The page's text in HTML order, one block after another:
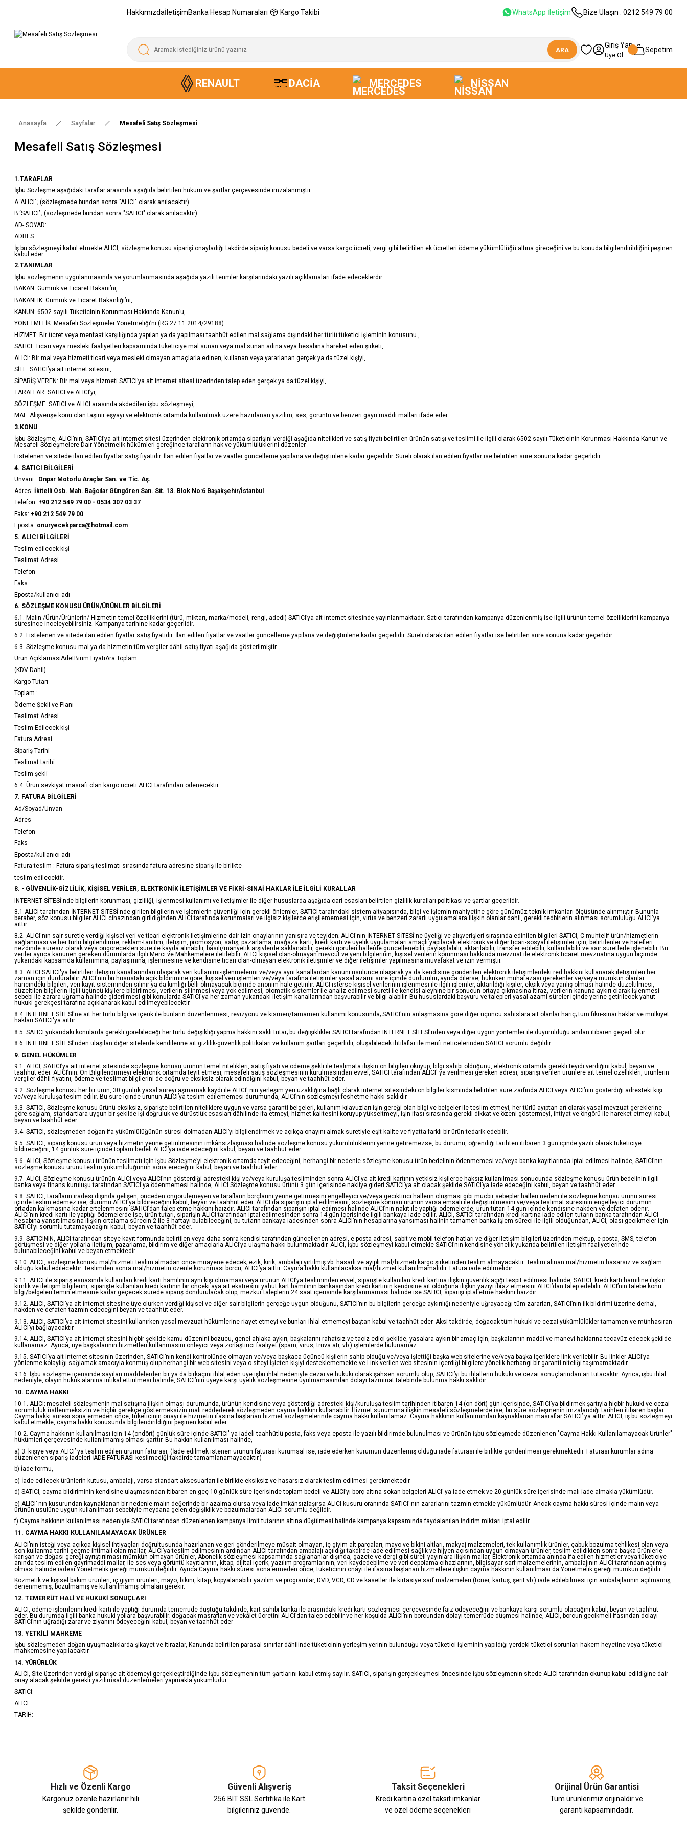
HakkımızdaİletişimBanka Hesap Numaraları Kargo Takibi WhatsApp İletişim Bize Ulaşın : 0212 549 79 00
ARA
Giriş Yap
Üye Ol
Sepetim
RENAULT DACIA MERCEDES NISSAN
Anasayfa Sayfalar Mesafeli Satış Sözleşmesi
Mesafeli Satış Sözleşmesi
1.TARAFLAR
İşbu Sözleşme aşağıdaki taraflar arasında aşağıda belirtilen hüküm ve şartlar çerçevesinde imzalanmıştır.
A.‘ALICI’ ; (sözleşmede bundan sonra "ALICI" olarak anılacaktır)
B.‘SATICI’ ; (sözleşmede bundan sonra "SATICI" olarak anılacaktır)
AD- SOYAD:
ADRES:
İş bu sözleşmeyi kabul etmekle ALICI, sözleşme konusu siparişi onayladığı takdirde sipariş konusu bedeli ve varsa kargo ücreti, vergi gibi belirtilen ek ücretleri ödeme yükümlülüğü altına gireceğini ve bu konuda bilgilendirildiğini peşinen
kabul eder.
2.TANIMLAR
İşbu sözleşmenin uygulanmasında ve yorumlanmasında aşağıda yazılı terimler karşılarındaki yazılı açıklamaları ifade edeceklerdir.
BAKAN: Gümrük ve Ticaret Bakanı’nı,
BAKANLIK: Gümrük ve Ticaret Bakanlığı’nı,
KANUN: 6502 sayılı Tüketicinin Korunması Hakkında Kanun’u,
YÖNETMELİK: Mesafeli Sözleşmeler Yönetmeliği’ni (RG:27.11.2014/29188)
HİZMET: Bir ücret veya menfaat karşılığında yapılan ya da yapılması taahhüt edilen mal sağlama dışındaki her türlü tüketici işleminin konusunu ,
SATICI: Ticari veya mesleki faaliyetleri kapsamında tüketiciye mal sunan veya mal sunan adına veya hesabına hareket eden şirketi,
ALICI: Bir mal veya hizmeti ticari veya mesleki olmayan amaçlarla edinen, kullanan veya yararlanan gerçek ya da tüzel kişiyi,
SİTE: SATICI’ya ait internet sitesini,
SİPARİŞ VEREN: Bir mal veya hizmeti SATICI’ya ait internet sitesi üzerinden talep eden gerçek ya da tüzel kişiyi,
TARAFLAR: SATICI ve ALICI’yı,
SÖZLEŞME: SATICI ve ALICI arasında akdedilen işbu sözleşmeyi,
MAL: Alışverişe konu olan taşınır eşyayı ve elektronik ortamda kullanılmak üzere hazırlanan yazılım, ses, görüntü ve benzeri gayri maddi malları ifade eder.
3.KONU
İşbu Sözleşme, ALICI’nın, SATICI’ya ait internet sitesi üzerinden elektronik ortamda siparişini verdiği aşağıda nitelikleri ve satış fiyatı belirtilen ürünün satışı ve teslimi ile ilgili olarak 6502 sayılı Tüketicinin Korunması Hakkında Kanun ve
Mesafeli Sözleşmelere Dair Yönetmelik hükümleri gereğince tarafların hak ve yükümlülüklerini düzenler.
Listelenen ve sitede ilan edilen fiyatlar satış fiyatıdır. İlan edilen fiyatlar ve vaatler güncelleme yapılana ve değiştirilene kadar geçerlidir. Süreli olarak ilan edilen fiyatlar ise belirtilen süre sonuna kadar geçerlidir.
4. SATICI BİLGİLERİ
Ünvanı: Onpar Motorlu Araçlar San. ve Tic. Aş.
Adres: İkitelli Osb. Mah. Bağcılar Güngören San. Sit. 13. Blok No:6 Başakşehir/İstanbul
Telefon: +90 212 549 79 00 - 0534 307 03 37
Faks: +90 212 549 79 00
Eposta: onuryecekparca@hotmail.com
5. ALICI BİLGİLERİ
Teslim edilecek kişi
Teslimat Adresi
Telefon
Faks
Eposta/kullanıcı adı
6. SÖZLEŞME KONUSU ÜRÜN/ÜRÜNLER BİLGİLERİ
6.1. Malın /Ürün/Ürünlerin/ Hizmetin temel özelliklerini (türü, miktarı, marka/modeli, rengi, adedi) SATICI’ya ait internet sitesinde yayınlanmaktadır. Satıcı tarafından kampanya düzenlenmiş ise ilgili ürünün temel özelliklerini kampanya
süresince inceleyebilirsiniz. Kampanya tarihine kadar geçerlidir.
6.2. Listelenen ve sitede ilan edilen fiyatlar satış fiyatıdır. İlan edilen fiyatlar ve vaatler güncelleme yapılana ve değiştirilene kadar geçerlidir. Süreli olarak ilan edilen fiyatlar ise belirtilen süre sonuna kadar geçerlidir.
6.3. Sözleşme konusu mal ya da hizmetin tüm vergiler dâhil satış fiyatı aşağıda gösterilmiştir.
Ürün AçıklamasıAdetBirim FiyatıAra Toplam
(KDV Dahil)
Kargo Tutarı
Toplam :
Ödeme Şekli ve Planı
Teslimat Adresi
Teslim Edilecek kişi
Fatura Adresi
Sipariş Tarihi
Teslimat tarihi
Teslim şekli
6.4. Ürün sevkiyat masrafı olan kargo ücreti ALICI tarafından ödenecektir.
7. FATURA BİLGİLERİ
Ad/Soyad/Unvan
Adres
Telefon
Faks
Eposta/kullanıcı adı
Fatura teslim : Fatura sipariş teslimatı sırasında fatura adresine sipariş ile birlikte
teslim edilecektir.
8. - GÜVENLİK-GİZLİLİK, KİŞİSEL VERİLER, ELEKTRONİK İLETİŞİMLER VE FİKRİ-SINAİ HAKLAR İLE İLGİLİ KURALLAR
INTERNET SİTESİ'nde bilgilerin korunması, gizliliği, işlenmesi-kullanımı ve iletişimler ile diğer hususlarda aşağıda cari esasları belirtilen gizlilik kuralları-politikası ve şartlar geçerlidir.
8.1.ALICI tarafından İNTERNET SİTESİ'nde girilen bilgilerin ve işlemlerin güvenliği için gerekli önlemler, SATICI tarafındaki sistem altyapısında, bilgi ve işlemin mahiyetine göre günümüz teknik imkanları ölçüsünde alınmıştır. Bununla
beraber, söz konusu bilgiler ALICI cihazından girildiğinden ALICI tarafında korunmaları ve ilgisiz kişilerce erişilememesi için, virüs ve benzeri zararlı uygulamalara ilişkin olanlar dahil, gerekli tedbirlerin alınması sorumluluğu ALICI'ya
aittir.
8.2. ALICI'nın sair suretle verdiği kişisel veri ve ticari elektronik iletişimlerine dair izin-onaylarının yanısıra ve teyiden; ALICI'nın İNTERNET SİTESİ'ne üyeliği ve alışverişleri sırasında edinilen bilgileri SATICI, C muhtelif ürün/hizmetlerin
sağlanması ve her türlü bilgilendirme, reklam-tanıtım, iletişim, promosyon, satış, pazarlama, mağaza kartı, kredi kartı ve üyelik uygulamaları amaçlı yapılacak elektronik ve diğer ticari-sosyal iletişimler için, belirtilenler ve halefleri
nezdinde süresiz olarak veya öngörecekleri süre ile kayda alınabilir, basılı/manyetik arşivlerde saklanabilir, gerekli görülen hallerde güncellenebilir, paylaşılabilir, aktarılabilir, transfer edilebilir, kullanılabilir ve sair suretlerle işlenebilir. Bu
veriler ayrıca kanunen gereken durumlarda ilgili Merci ve Mahkemelere iletilebilir. ALICI kişisel olan-olmayan mevcut ve yeni bilgilerinin, kişisel verilerin korunması hakkında mevzuat ile elektronik ticaret mevzuatına uygun biçimde
yukarıdaki kapsamda kullanımına, paylaşımına, işlenmesine ve kendisine ticari olan-olmayan elektronik iletişimler ve diğer iletişimler yapılmasına muvafakat ve izin vermiştir.
8.3. ALICI SATICI'ya belirtilen iletişim kanallarından ulaşarak veri kullanımı-işlenmelerini ve/veya aynı kanallardan kanuni usulünce ulaşarak ya da kendisine gönderilen elektronik iletişimlerdeki red hakkını kullanarak iletişimleri her
zaman için durdurabilir. ALICI'nın bu husustaki açık bildirimine göre, kişisel veri işlemleri ve/veya tarafına iletişimler yasal azami süre içinde durdurulur; ayrıca dilerse, hukuken muhafazası gerekenler ve/veya mümkün olanlar
haricindeki bilgileri, veri kayıt sisteminden silinir ya da kimliği belli olmayacak biçimde anonim hale getirilir. ALICI isterse kişisel verilerinin işlenmesi ile ilgili işlemler, aktarıldığı kişiler, eksik veya yanlış olması halinde düzeltilmesi,
düzeltilen bilgilerin ilgili üçüncü kişilere bildirilmesi, verilerin silinmesi veya yok edilmesi, otomatik sistemler ile analiz edilmesi sureti ile kendisi aleyhine bir sonucun ortaya çıkmasına itiraz, verilerin kanuna aykırı olarak işlenmesi
sebebi ile zarara uğrama halinde giderilmesi gibi konularda SATICI'ya her zaman yukarıdaki iletişim kanallarından başvurabilir ve bilgi alabilir. Bu hususlardaki başvuru ve talepleri yasal azami süreler içinde yerine getirilecek yahut
hukuki gerekçesi tarafına açıklanarak kabul edilmeyebilecektir.
8.4. INTERNET SİTESİ'ne ait her türlü bilgi ve içerik ile bunların düzenlenmesi, revizyonu ve kısmen/tamamen kullanımı konusunda; SATICI'nın anlaşmasına göre diğer üçüncü sahıslara ait olanlar hariç; tüm fikri-sınai haklar ve mülkiyet
hakları SATICI'ya aittir.
8.5. SATICI yukarıdaki konularda gerekli görebileceği her türlü değişikliği yapma hakkını saklı tutar; bu değişiklikler SATICI tarafından INTERNET SİTESİ'nden veya diğer uygun yöntemler ile duyurulduğu andan itibaren geçerli olur.
8.6. INTERNET SİTESİ'nden ulaşılan diğer sitelerde kendilerine ait gizlilik-güvenlik politikaları ve kullanım şartları geçerlidir, oluşabilecek ihtilaflar ile menfi neticelerinden SATICI sorumlu değildir.
9. GENEL HÜKÜMLER
9.1. ALICI, SATICI’ya ait internet sitesinde sözleşme konusu ürünün temel nitelikleri, satış fiyatı ve ödeme şekli ile teslimata ilişkin ön bilgileri okuyup, bilgi sahibi olduğunu, elektronik ortamda gerekli teyidi verdiğini kabul, beyan ve
taahhüt eder. ALICI’nın; Ön Bilgilendirmeyi elektronik ortamda teyit etmesi, mesafeli satış sözleşmesinin kurulmasından evvel, SATICI tarafından ALICI' ya verilmesi gereken adresi, siparişi verilen ürünlere ait temel özellikleri, ürünlerin
vergiler dâhil fiyatını, ödeme ve teslimat bilgilerini de doğru ve eksiksiz olarak edindiğini kabul, beyan ve taahhüt eder.
9.2. Sözleşme konusu her bir ürün, 30 günlük yasal süreyi aşmamak kaydı ile ALICI' nın yerleşim yeri uzaklığına bağlı olarak internet sitesindeki ön bilgiler kısmında belirtilen süre zarfında ALICI veya ALICI’nın gösterdiği adresteki kişi
ve/veya kuruluşa teslim edilir. Bu süre içinde ürünün ALICI’ya teslim edilememesi durumunda, ALICI’nın sözleşmeyi feshetme hakkı saklıdır.
9.3. SATICI, Sözleşme konusu ürünü eksiksiz, siparişte belirtilen niteliklere uygun ve varsa garanti belgeleri, kullanım kılavuzları işin gereği olan bilgi ve belgeler ile teslim etmeyi, her türlü ayıptan arî olarak yasal mevzuat gereklerine
göre sağlam, standartlara uygun bir şekilde işi doğruluk ve dürüstlük esasları dâhilinde ifa etmeyi, hizmet kalitesini koruyup yükseltmeyi, işin ifası sırasında gerekli dikkat ve özeni göstermeyi, ihtiyat ve öngörü ile hareket etmeyi kabul,
beyan ve taahhüt eder.
9.4. SATICI, sözleşmeden doğan ifa yükümlülüğünün süresi dolmadan ALICI’yı bilgilendirmek ve açıkça onayını almak suretiyle eşit kalite ve fiyatta farklı bir ürün tedarik edebilir.
9.5. SATICI, sipariş konusu ürün veya hizmetin yerine getirilmesinin imkânsızlaşması halinde sözleşme konusu yükümlülüklerini yerine getiremezse, bu durumu, öğrendiği tarihten itibaren 3 gün içinde yazılı olarak tüketiciye
bildireceğini, 14 günlük süre içinde toplam bedeli ALICI’ya iade edeceğini kabul, beyan ve taahhüt eder.
9.6. ALICI, Sözleşme konusu ürünün teslimatı için işbu Sözleşme’yi elektronik ortamda teyit edeceğini, herhangi bir nedenle sözleşme konusu ürün bedelinin ödenmemesi ve/veya banka kayıtlarında iptal edilmesi halinde, SATICI’nın
sözleşme konusu ürünü teslim yükümlülüğünün sona ereceğini kabul, beyan ve taahhüt eder.
9.7. ALICI, Sözleşme konusu ürünün ALICI veya ALICI’nın gösterdiği adresteki kişi ve/veya kuruluşa tesliminden sonra ALICI'ya ait kredi kartının yetkisiz kişilerce haksız kullanılması sonucunda sözleşme konusu ürün bedelinin ilgili
banka veya finans kuruluşu tarafından SATICI'ya ödenmemesi halinde, ALICI Sözleşme konusu ürünü 3 gün içerisinde nakliye gideri SATICI’ya ait olacak şekilde SATICI’ya iade edeceğini kabul, beyan ve taahhüt eder.
9.8. SATICI, tarafların iradesi dışında gelişen, önceden öngörülemeyen ve tarafların borçlarını yerine getirmesini engelleyici ve/veya geciktirici hallerin oluşması gibi mücbir sebepler halleri nedeni ile sözleşme konusu ürünü süresi
içinde teslim edemez ise, durumu ALICI'ya bildireceğini kabul, beyan ve taahhüt eder. ALICI da siparişin iptal edilmesini, sözleşme konusu ürünün varsa emsali ile değiştirilmesini ve/veya teslimat süresinin engelleyici durumun
ortadan kalkmasına kadar ertelenmesini SATICI’dan talep etme hakkını haizdir. ALICI tarafından siparişin iptal edilmesi halinde ALICI’nın nakit ile yaptığı ödemelerde, ürün tutarı 14 gün içinde kendisine nakden ve defaten ödenir.
ALICI’nın kredi kartı ile yaptığı ödemelerde ise, ürün tutarı, siparişin ALICI tarafından iptal edilmesinden sonra 14 gün içerisinde ilgili bankaya iade edilir. ALICI, SATICI tarafından kredi kartına iade edilen tutarın banka tarafından ALICI
hesabına yansıtılmasına ilişkin ortalama sürecin 2 ile 3 haftayı bulabileceğini, bu tutarın bankaya iadesinden sonra ALICI’nın hesaplarına yansıması halinin tamamen banka işlem süreci ile ilgili olduğundan, ALICI, olası gecikmeler için
SATICI’yı sorumlu tutamayacağını kabul, beyan ve taahhüt eder.
9.9. SATICININ, ALICI tarafından siteye kayıt formunda belirtilen veya daha sonra kendisi tarafından güncellenen adresi, e-posta adresi, sabit ve mobil telefon hatları ve diğer iletişim bilgileri üzerinden mektup, e-posta, SMS, telefon
görüşmesi ve diğer yollarla iletişim, pazarlama, bildirim ve diğer amaçlarla ALICI’ya ulaşma hakkı bulunmaktadır. ALICI, işbu sözleşmeyi kabul etmekle SATICI’nın kendisine yönelik yukarıda belirtilen iletişim faaliyetlerinde
bulunabileceğini kabul ve beyan etmektedir.
9.10. ALICI, sözleşme konusu mal/hizmeti teslim almadan önce muayene edecek; ezik, kırık, ambalajı yırtılmış vb. hasarlı ve ayıplı mal/hizmeti kargo şirketinden teslim almayacaktır. Teslim alınan mal/hizmetin hasarsız ve sağlam
olduğu kabul edilecektir. Teslimden sonra mal/hizmetin özenle korunması borcu, ALICI’ya aittir. Cayma hakkı kullanılacaksa mal/hizmet kullanılmamalıdır. Fatura iade edilmelidir.
9.11. ALICI ile sipariş esnasında kullanılan kredi kartı hamilinin aynı kişi olmaması veya ürünün ALICI’ya tesliminden evvel, siparişte kullanılan kredi kartına ilişkin güvenlik açığı tespit edilmesi halinde, SATICI, kredi kartı hamiline ilişkin
kimlik ve iletişim bilgilerini, siparişte kullanılan kredi kartının bir önceki aya ait ekstresini yahut kart hamilinin bankasından kredi kartının kendisine ait olduğuna ilişkin yazıyı ibraz etmesini ALICI’dan talep edebilir. ALICI’nın talebe konu
bilgi/belgeleri temin etmesine kadar geçecek sürede sipariş dondurulacak olup, mezkur taleplerin 24 saat içerisinde karşılanmaması halinde ise SATICI, siparişi iptal etme hakkını haizdir.
9.12. ALICI, SATICI’ya ait internet sitesine üye olurken verdiği kişisel ve diğer sair bilgilerin gerçeğe uygun olduğunu, SATICI’nın bu bilgilerin gerçeğe aykırılığı nedeniyle uğrayacağı tüm zararları, SATICI’nın ilk bildirimi üzerine derhal,
nakden ve defaten tazmin edeceğini beyan ve taahhüt eder.
9.13. ALICI, SATICI’ya ait internet sitesini kullanırken yasal mevzuat hükümlerine riayet etmeyi ve bunları ihlal etmemeyi baştan kabul ve taahhüt eder. Aksi takdirde, doğacak tüm hukuki ve cezai yükümlülükler tamamen ve münhasıran
ALICI’yı bağlayacaktır.
9.14. ALICI, SATICI’ya ait internet sitesini hiçbir şekilde kamu düzenini bozucu, genel ahlaka aykırı, başkalarını rahatsız ve taciz edici şekilde, yasalara aykırı bir amaç için, başkalarının maddi ve manevi haklarına tecavüz edecek şekilde
kullanamaz. Ayrıca, üye başkalarının hizmetleri kullanmasını önleyici veya zorlaştırıcı faaliyet (spam, virus, truva atı, vb.) işlemlerde bulunamaz.
9.15. SATICI’ya ait internet sitesinin üzerinden, SATICI’nın kendi kontrolünde olmayan ve/veya başkaca üçüncü kişilerin sahip olduğu ve/veya işlettiği başka web sitelerine ve/veya başka içeriklere link verilebilir. Bu linkler ALICI’ya
yönlenme kolaylığı sağlamak amacıyla konmuş olup herhangi bir web sitesini veya o siteyi işleten kişiyi desteklememekte ve Link verilen web sitesinin içerdiği bilgilere yönelik herhangi bir garanti niteliği taşımamaktadır.
9.16. İşbu sözleşme içerisinde sayılan maddelerden bir ya da birkaçını ihlal eden üye işbu ihlal nedeniyle cezai ve hukuki olarak şahsen sorumlu olup, SATICI’yı bu ihlallerin hukuki ve cezai sonuçlarından ari tutacaktır. Ayrıca; işbu ihlal
nedeniyle, olayın hukuk alanına intikal ettirilmesi halinde, SATICI’nın üyeye karşı üyelik sözleşmesine uyulmamasından dolayı tazminat talebinde bulunma hakkı saklıdır.
10. CAYMA HAKKI
10.1. ALICI; mesafeli sözleşmenin mal satışına ilişkin olması durumunda, ürünün kendisine veya gösterdiği adresteki kişi/kuruluşa teslim tarihinden itibaren 14 (on dört) gün içerisinde, SATICI’ya bildirmek şartıyla hiçbir hukuki ve cezai
sorumluluk üstlenmeksizin ve hiçbir gerekçe göstermeksizin malı reddederek sözleşmeden cayma hakkını kullanabilir. Hizmet sunumuna ilişkin mesafeli sözleşmelerde ise, bu süre sözleşmenin imzalandığı tarihten itibaren başlar.
Cayma hakkı süresi sona ermeden önce, tüketicinin onayı ile hizmetin ifasına başlanan hizmet sözleşmelerinde cayma hakkı kullanılamaz. Cayma hakkının kullanımından kaynaklanan masraflar SATICI’ ya aittir. ALICI, iş bu sözleşmeyi
kabul etmekle, cayma hakkı konusunda bilgilendirildiğini peşinen kabul eder.
10.2. Cayma hakkının kullanılması için 14 (ondört) günlük süre içinde SATICI' ya iadeli taahhütlü posta, faks veya eposta ile yazılı bildirimde bulunulması ve ürünün işbu sözleşmede düzenlenen "Cayma Hakkı Kullanılamayacak Ürünler"
hükümleri çerçevesinde kullanılmamış olması şarttır. Bu hakkın kullanılması halinde,
a) 3. kişiye veya ALICI’ ya teslim edilen ürünün faturası, (İade edilmek istenen ürünün faturası kurumsal ise, iade ederken kurumun düzenlemiş olduğu iade faturası ile birlikte gönderilmesi gerekmektedir. Faturası kurumlar adına
düzenlenen sipariş iadeleri İADE FATURASI kesilmediği takdirde tamamlanamayacaktır.)
b) İade formu,
c) İade edilecek ürünlerin kutusu, ambalajı, varsa standart aksesuarları ile birlikte eksiksiz ve hasarsız olarak teslim edilmesi gerekmektedir.
d) SATICI, cayma bildiriminin kendisine ulaşmasından itibaren en geç 10 günlük süre içerisinde toplam bedeli ve ALICI’yı borç altına sokan belgeleri ALICI’ ya iade etmek ve 20 günlük süre içerisinde malı iade almakla yükümlüdür.
e) ALICI’ nın kusurundan kaynaklanan bir nedenle malın değerinde bir azalma olursa veya iade imkânsızlaşırsa ALICI kusuru oranında SATICI’ nın zararlarını tazmin etmekle yükümlüdür. Ancak cayma hakkı süresi içinde malın veya
ürünün usulüne uygun kullanılması sebebiyle meydana gelen değişiklik ve bozulmalardan ALICI sorumlu değildir.
f) Cayma hakkının kullanılması nedeniyle SATICI tarafından düzenlenen kampanya limit tutarının altına düşülmesi halinde kampanya kapsamında faydalanılan indirim miktarı iptal edilir.
11. CAYMA HAKKI KULLANILAMAYACAK ÜRÜNLER
ALICI’nın isteği veya açıkça kişisel ihtiyaçları doğrultusunda hazırlanan ve geri gönderilmeye müsait olmayan, iç giyim alt parçaları, mayo ve bikini altları, makyaj malzemeleri, tek kullanımlık ürünler, çabuk bozulma tehlikesi olan veya
son kullanma tarihi geçme ihtimali olan mallar, ALICI’ya teslim edilmesinin ardından ALICI tarafından ambalajı açıldığı takdirde iade edilmesi sağlık ve hijyen açısından uygun olmayan ürünler, teslim edildikten sonra başka ürünlerle
karışan ve doğası gereği ayrıştırılması mümkün olmayan ürünler, Abonelik sözleşmesi kapsamında sağlananlar dışında, gazete ve dergi gibi süreli yayınlara ilişkin mallar, Elektronik ortamda anında ifa edilen hizmetler veya tüketiciye
anında teslim edilen gayrimaddi mallar, ile ses veya görüntü kayıtlarının, kitap, dijital içerik, yazılım programlarının, veri kaydedebilme ve veri depolama cihazlarının, bilgisayar sarf malzemelerinin, ambalajının ALICI tarafından açılmış
olması halinde iadesi Yönetmelik gereği mümkün değildir. Ayrıca Cayma hakkı süresi sona ermeden önce, tüketicinin onayı ile ifasına başlanan hizmetlere ilişkin cayma hakkının kullanılması da Yönetmelik gereği mümkün değildir.
Kozmetik ve kişisel bakım ürünleri, iç giyim ürünleri, mayo, bikini, kitap, kopyalanabilir yazılım ve programlar, DVD, VCD, CD ve kasetler ile kırtasiye sarf malzemeleri (toner, kartuş, şerit vb.) iade edilebilmesi için ambalajlarının açılmamış,
denenmemiş, bozulmamış ve kullanılmamış olmaları gerekir.
12. TEMERRÜT HALİ VE HUKUKİ SONUÇLARI
ALICI, ödeme işlemlerini kredi kartı ile yaptığı durumda temerrüde düştüğü takdirde, kart sahibi banka ile arasındaki kredi kartı sözleşmesi çerçevesinde faiz ödeyeceğini ve bankaya karşı sorumlu olacağını kabul, beyan ve taahhüt
eder. Bu durumda ilgili banka hukuki yollara başvurabilir; doğacak masrafları ve vekâlet ücretini ALICI’dan talep edebilir ve her koşulda ALICI’nın borcundan dolayı temerrüde düşmesi halinde, ALICI, borcun gecikmeli ifasından dolayı
SATICI’nın uğradığı zarar ve ziyanını ödeyeceğini kabul, beyan ve taahhüt eder
13. YETKİLİ MAHKEME
İşbu sözleşmeden doğan uyuşmazlıklarda şikayet ve itirazlar, Kanunda belirtilen parasal sınırlar dâhilinde tüketicinin yerleşim yerinin bulunduğu veya tüketici işleminin yapıldığı yerdeki tüketici sorunları hakem heyetine veya tüketici
mahkemesine yapılacaktır
14. YÜRÜRLÜK
ALICI, Site üzerinden verdiği siparişe ait ödemeyi gerçekleştirdiğinde işbu sözleşmenin tüm şartlarını kabul etmiş sayılır. SATICI, siparişin gerçekleşmesi öncesinde işbu sözleşmenin sitede ALICI tarafından okunup kabul edildiğine dair
onay alacak şekilde gerekli yazılımsal düzenlemeleri yapmakla yükümlüdür.
SATICI:
ALICI:
TARİH:
Hızlı ve Özenli Kargo
Kargonuz özenle hazırlanır hılı
şekilde gönderilir.
Güvenli Alışveriş
256 BIT SSL Sertifika ile Kart
bilgileriniz güvende.
Taksit Seçenekleri
Kredi kartına özel taksit imkanlar
ve özel ödeme seçenekleri
Orijinal Ürün Garantisi
Tüm ürünlerimiz orijinaldir ve
garanti kapsamındadır.